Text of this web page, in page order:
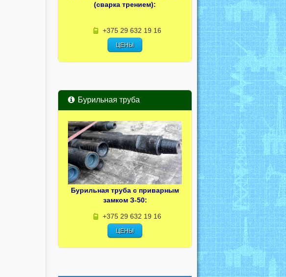
(сварка трением):
+375 29 632 19 16
ЦЕНЫ
Бурильная труба
Бурильная труба с приварным
замком З-50:
+375 29 632 19 16
ЦЕНЫ